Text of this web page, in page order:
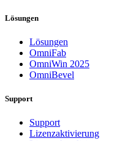
Lösungen
Lösungen
OmniFab
OmniWin 2025
OmniBevel
Support
Support
Lizenzaktivierung